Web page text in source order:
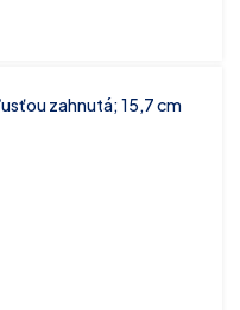
zahnutá; 15,7 cm